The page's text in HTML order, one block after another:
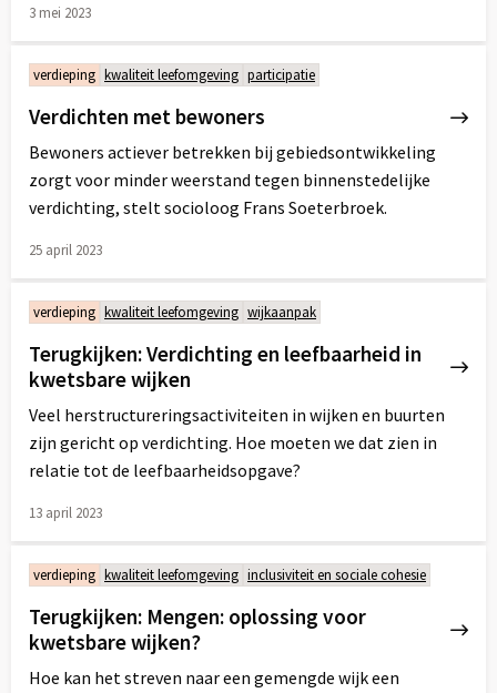
3 mei 2023
meer
over
verdieping kwaliteit leefomgeving participatie
Verdichten met bewoners
Bewoners actiever betrekken bij gebiedsontwikkeling
zorgt voor minder weerstand tegen binnenstedelijke
verdichting, stelt socioloog Frans Soeterbroek.
25 april 2023
meer
over
verdieping kwaliteit leefomgeving wijkaanpak
Terugkijken: Verdichting en leefbaarheid in
kwetsbare wijken
Veel herstructureringsactiviteiten in wijken en buurten
zijn gericht op verdichting. Hoe moeten we dat zien in
relatie tot de leefbaarheidsopgave?
13 april 2023
meer
over
verdieping kwaliteit leefomgeving inclusiviteit en sociale cohesie
Terugkijken: Mengen: oplossing voor
kwetsbare wijken?
Hoe kan het streven naar een gemengde wijk een